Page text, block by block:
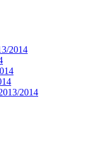
2014
2014